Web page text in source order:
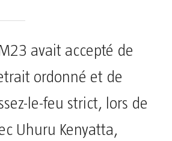
avait accepté de
ordonné et de
le-feu strict, lors de
Uhuru Kenyatta,